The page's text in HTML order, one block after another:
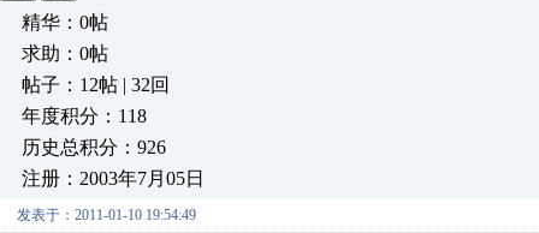
精华：0帖
求助：0帖
帖子：12帖 | 32回
年度积分：118
历史总积分：926
注册：2003年7月05日
发表于：2011-01-10 19:54:49